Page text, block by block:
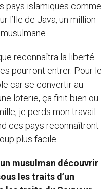
pays islamiques comme
l’Ile de Java, un million
reconnaîtra la liberté
pourront entrer. Pour le
car se convertir au
loterie, ça finit bien ou
je perds mon travail…
ces pays reconnaîtront
plus facile.
musulman découvrir
les traits d’un